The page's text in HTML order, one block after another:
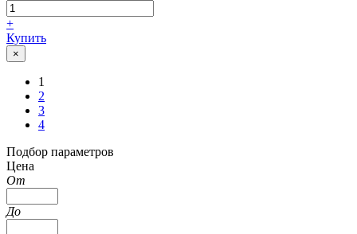
+
Купить
×
1
2
3
4
Подбор параметров
Цена
От
До